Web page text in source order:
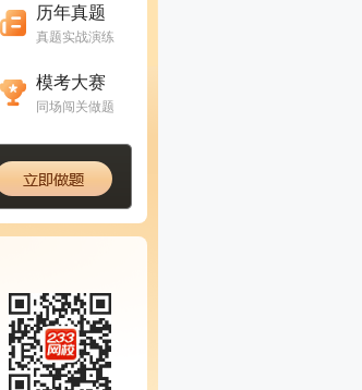
历年真题
真题实战演练
模考大赛
同场闯关做题